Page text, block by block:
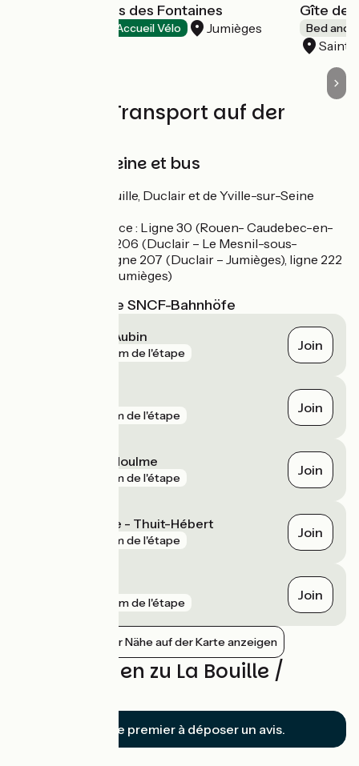
Domaine Le Clos des Fontaines
Accueil Vélo Jumièges
Gîte de
Bed and
Saint-
Züge und Transport auf der
Bacs sur la Seine et bus
Bacs : La Bouille, Duclair et de Yville-sur-Seine
Réseau Astuce : Ligne 30 (Rouen- Caudebec-en-
Caux), ligne 206 (Duclair – Le Mesnil-sous-
Jumièges), ligne 207 (Duclair – Jumièges), ligne 222
(Jumièges –Jumièges)
Nächstgelegene SNCF-Bahnhöfe
Elbeuf - Saint-Aubin
159 m de l'étape Join
4 km de l'étape Join
Malaunay - Le Houlme
7 km de l'étape Join
Bourgtheroulde - Thuit-Hébert
9 km de l'étape Join
10 km de l'étape Join
Bahnhöfe in der Nähe auf der Karte anzeigen
Bewertungen zu La Bouille /
Soyez le premier à déposer un avis.